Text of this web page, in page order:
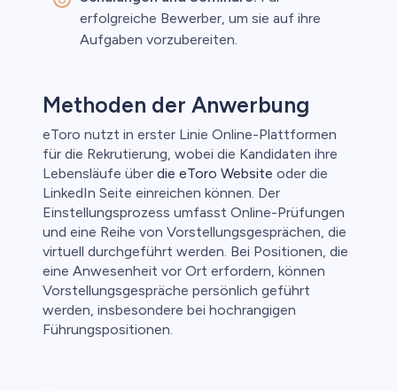
erfolgreiche Bewerber, um sie auf ihre
Aufgaben vorzubereiten.
Methoden der Anwerbung
eToro nutzt in erster Linie Online-Plattformen
für die Rekrutierung, wobei die Kandidaten ihre
Lebensläufe über die eToro Website oder die
LinkedIn Seite einreichen können. Der
Einstellungsprozess umfasst Online-Prüfungen
und eine Reihe von Vorstellungsgesprächen, die
virtuell durchgeführt werden. Bei Positionen, die
eine Anwesenheit vor Ort erfordern, können
Vorstellungsgespräche persönlich geführt
werden, insbesondere bei hochrangigen
Führungspositionen.